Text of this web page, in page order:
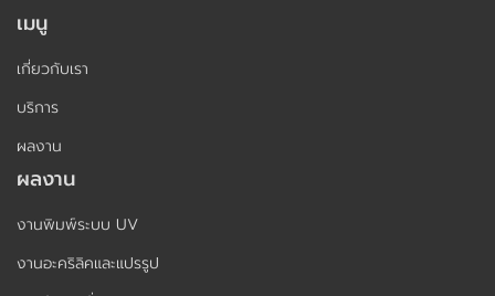
เมนู
เกี่ยวกับเรา
บริการ
ผลงาน
ผลงาน
งานพิมพ์ระบบ UV
งานอะคริลิคและแปรรูป